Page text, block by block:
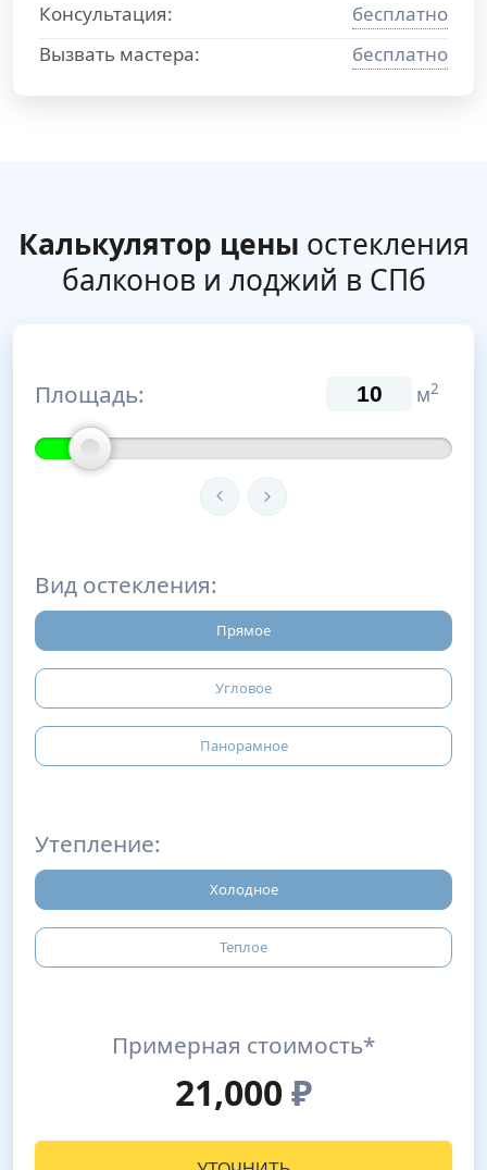
Консультация:
бесплатно
Вызвать мастера:
бесплатно
Калькулятор цены остекления
балконов и лоджий в СПб
Площадь: м2
Вид остекления:
Прямое
Угловое
Панорамное
Утепление:
Холодное
Теплое
Примерная стоимость*
21,000₽